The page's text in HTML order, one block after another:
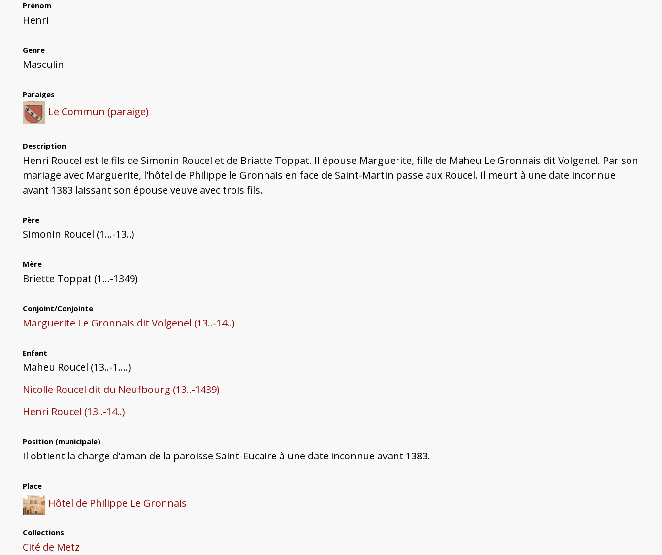
Prénom
Henri
Genre
Masculin
Paraiges
Le Commun (paraige)
Description
Henri Roucel est le fils de Simonin Roucel et de Briatte Toppat. Il épouse Marguerite, fille de Maheu Le Gronnais dit Volgenel. Par son
mariage avec Marguerite, l'hôtel de Philippe le Gronnais en face de Saint-Martin passe aux Roucel. Il meurt à une date inconnue
avant 1383 laissant son épouse veuve avec trois fils.
Père
Simonin Roucel (1...-13..)
Mère
Briette Toppat (1...-1349)
Conjoint/Conjointe
Marguerite Le Gronnais dit Volgenel (13..-14..)
Enfant
Maheu Roucel (13..-1....)
Nicolle Roucel dit du Neufbourg (13..-1439)
Henri Roucel (13..-14..)
Position (municipale)
Il obtient la charge d'aman de la paroisse Saint-Eucaire à une date inconnue avant 1383.
Place
Hôtel de Philippe Le Gronnais
Collections
Cité de Metz